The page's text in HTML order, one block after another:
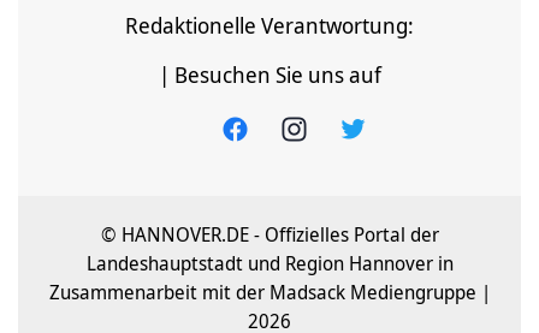
Redaktionelle Verantwortung:
| Besuchen Sie uns auf
© HANNOVER.DE - Offizielles Portal der
Landeshauptstadt und Region Hannover in
Zusammenarbeit mit der Madsack Mediengruppe |
2026